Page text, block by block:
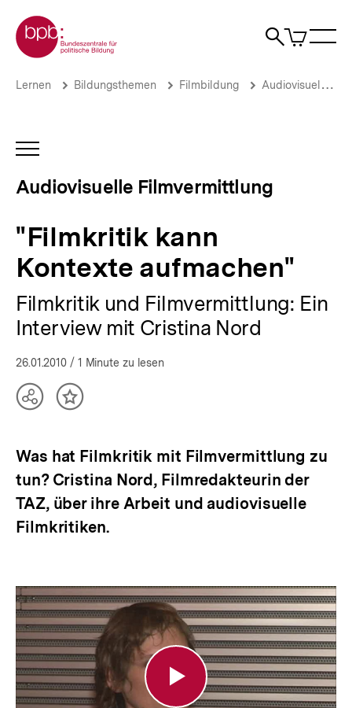
zum
Seiteninhalt
springen
Zur Startseite der bpb
Suche
Artikel
im
"Filmkritik
Audiovisuelle
Filmvermittlung
Brotkrümelnavigation
Pfadnavigation
Lernen Bildungsthemen Filmbildung Audiovisuelle Filmvermittlung
INHALTSNAVIGATION
Audiovisuelle Filmvermittlung
"Filmkritik kann
Kontexte aufmachen"
Filmkritik und Filmvermittlung: Ein
Interview mit Cristina Nord
26.01.2010 / 1 Minute zu lesen
TeilenInhalt
Was hat Filmkritik mit Filmvermittlung zu
tun? Cristina Nord, Filmredakteurin der
TAZ, über ihre Arbeit und audiovisuelle
Filmkritiken.
Filmkritik
kann
Kontexte
aufmachen